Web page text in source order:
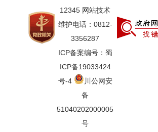
12345 网站技术
维护电话：0812-
3356287
ICP备案编号：蜀
ICP备19033424
号-4
川公网安
备
51040202000005
号